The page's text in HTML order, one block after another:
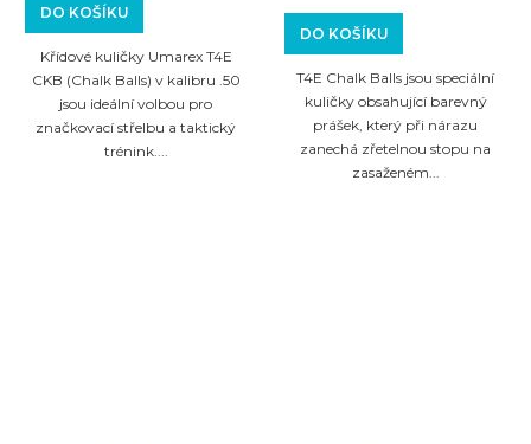
DO KOŠÍKU
Křídové kuličky Umarex T4E
CKB (Chalk Balls) v kalibru .50
jsou ideální volbou pro
značkovací střelbu a taktický
trénink....
DO KOŠÍKU
T4E Chalk Balls jsou speciální
kuličky obsahující barevný
prášek, který při nárazu
zanechá zřetelnou stopu na
zasaženém...